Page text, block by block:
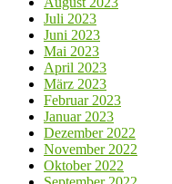
Juli 2023
Juni 2023
Mai 2023
April 2023
März 2023
Februar 2023
Januar 2023
Dezember 2022
November 2022
Oktober 2022